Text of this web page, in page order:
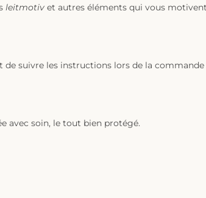
leitmotiv et autres éléments qui vous
suivre les instructions lors de la
avec soin, le tout bien protégé.